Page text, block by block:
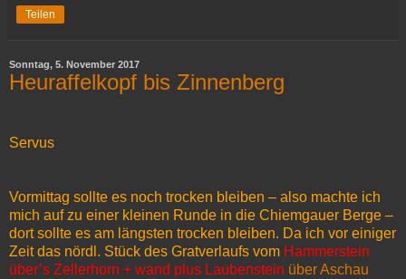
Teilen
Sonntag, 5. November 2017
Heuraffelkopf bis Zinnenberg
Servus
Vormittag sollte es noch trocken bleiben – also machte ich
mich auf zu einer kleinen Runde in die Chiemgauer Berge –
dort sollte es am längsten trocken bleiben. Da ich vor einiger
Zeit das nördl. Stück des Gratverlaufs vom Hammerstein
über’s Zellerhorn + wand plus Laubenstein über Aschau